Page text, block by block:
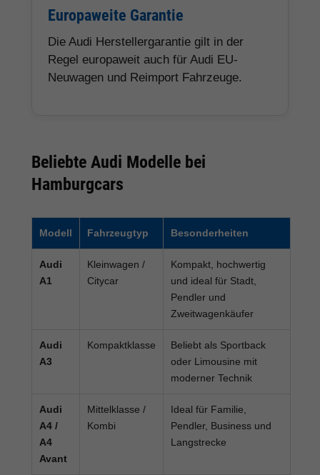
Europaweite Garantie
Die Audi Herstellergarantie gilt in der
Regel europaweit auch für Audi EU-
Neuwagen und Reimport Fahrzeuge.
Beliebte Audi Modelle bei
Hamburgcars
Modell Fahrzeugtyp Besonderheiten
Audi
A1
Kleinwagen /
Citycar
Kompakt, hochwertig
und ideal für Stadt,
Pendler und
Zweitwagenkäufer
Audi
A3
Kompaktklasse
Beliebt als Sportback
oder Limousine mit
moderner Technik
Audi
A4 /
A4
Avant
Mittelklasse /
Kombi
Ideal für Familie,
Pendler, Business und
Langstrecke